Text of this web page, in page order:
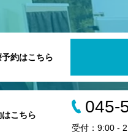
予約はこちら
こちら 045-
受付：9:00 -